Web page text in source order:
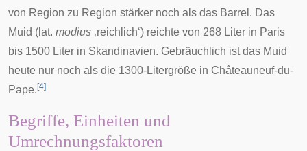
von Region zu Region stärker noch als das Barrel. Das
Muid (lat. modius ‚reichlich‘) reichte von 268 Liter in Paris
bis 1500 Liter in Skandinavien. Gebräuchlich ist das Muid
heute nur noch als die 1300-Litergröße in Châteauneuf-du-
Pape. [4]
Begriffe, Einheiten und
Umrechnungsfaktoren